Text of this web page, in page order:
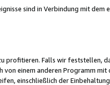
sind in Verbindung mit dem
Falls wir feststellen,
einem anderen Programm
einschließlich der